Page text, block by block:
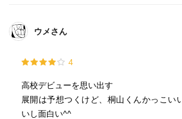
ウメさん
4
高校デビューを思い出す
展開は予想つくけど、桐山くんかっこい
いし面白い^^